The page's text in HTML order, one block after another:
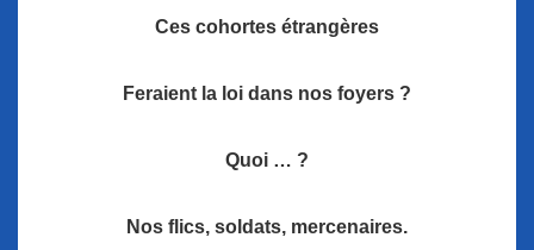
Ces cohortes étrangères
Feraient la loi dans nos foyers ?
Quoi … ?
Nos flics, soldats, mercenaires.